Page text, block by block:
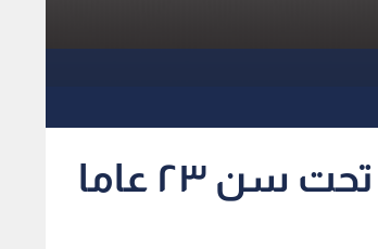
إعلان قائمة المنتخب الوطني تحت سن ٢٣ عاما